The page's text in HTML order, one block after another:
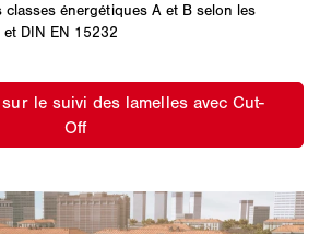
énergétiques A et B selon les
DIN EN 15232